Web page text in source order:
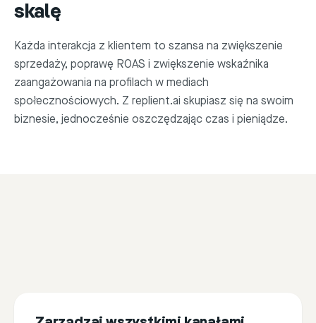
skalę
Każda interakcja z klientem to szansa na zwiększenie
sprzedaży, poprawę ROAS i zwiększenie wskaźnika
zaangażowania na profilach w mediach
społecznościowych. Z replient.ai skupiasz się na swoim
biznesie, jednocześnie oszczędzając czas i pieniądze.